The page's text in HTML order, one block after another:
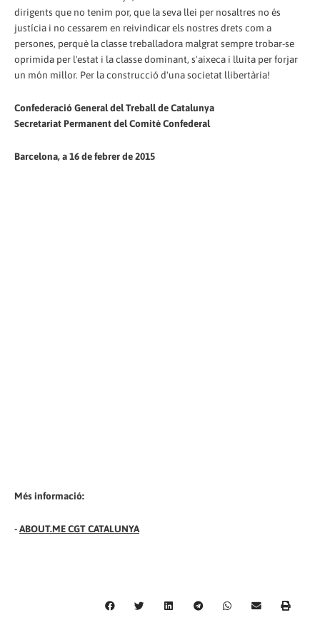
dirigents que no tenim por, que la seva llei per nosaltres no és
justícia i no cessarem en reivindicar els nostres drets com a
persones, perquè la classe treballadora malgrat sempre trobar-se
oprimida per l'estat i la classe dominant, s'aixeca i lluita per forjar
un món millor. Per la construcció d'una societat llibertària!
Confederació General del Treball de Catalunya
Secretariat Permanent del Comitè Confederal
Barcelona, a 16 de febrer de 2015
Més informació:
-ABOUT.ME CGT CATALUNYA